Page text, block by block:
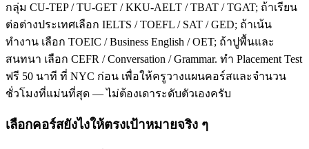
กลุ่ม CU-TEP / TU-GET / KKU-AELT / TBAT / TGAT; ถ้าเรียน
ต่อต่างประเทศเลือก IELTS / TOEFL / SAT / GED; ถ้าเน้น
ทำงาน เลือก TOEIC / Business English / OET; ถ้าปูพื้นและ
สนทนา เลือก CEFR / Conversation / Grammar. ทำ Placement Test
ฟรี 50 นาที ที่ NYC ก่อน เพื่อให้ครูวางแผนคอร์สและจำนวน
ชั่วโมงที่แม่นที่สุด — ไม่ต้องเดาระดับตัวเองครับ
เลือกคอร์สยังไงให้ตรงเป้าหมายจริง ๆ